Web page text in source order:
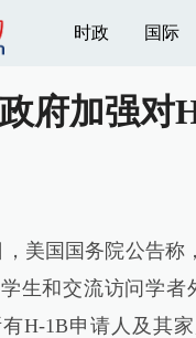
时政 国际
府加强对
国国务院公告称
生和交流访问学
H-1B申请人及其